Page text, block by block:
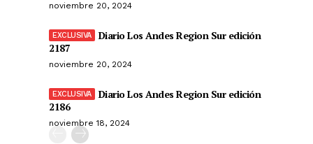
noviembre 20, 2024
Diario Los Andes Region Sur edición
2187
noviembre 20, 2024
Diario Los Andes Region Sur edición
2186
noviembre 18, 2024